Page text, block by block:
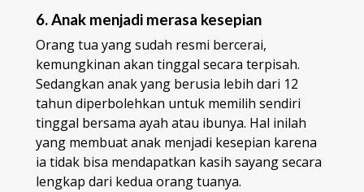
6. Anak menjadi merasa kesepian
Orang tua yang sudah resmi bercerai,
kemungkinan akan tinggal secara terpisah.
Sedangkan anak yang berusia lebih dari 12
tahun diperbolehkan untuk memilih sendiri
tinggal bersama ayah atau ibunya. Hal inilah
yang membuat anak menjadi kesepian karena
ia tidak bisa mendapatkan kasih sayang secara
lengkap dari kedua orang tuanya.